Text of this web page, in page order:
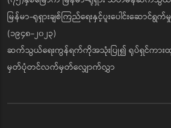
မြန်မာ-ရုရှားချစ်ကြည်ရေးနှင့်ပူးပေါင်းဆောင်
(၁၉၄၈-၂၀၂၃)
ဆက်သွယ်ရေးကွန်ရက်ကိုအသုံးပြု၍ ရုပ်ရှင်ကားထု
မှတ်ပုံတင်လက်မှတ်လျှောက်လွှာ